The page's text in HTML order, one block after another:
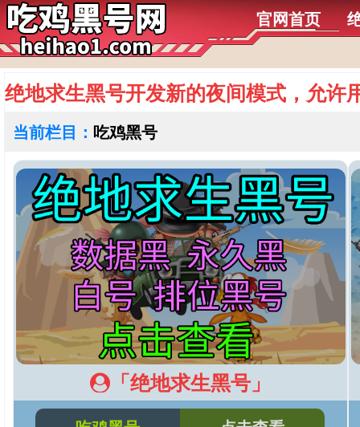
官网首页
绝地求生黑号开发新的夜间模式，允许
当前栏目： 吃鸡黑号
「绝地求生黑号」